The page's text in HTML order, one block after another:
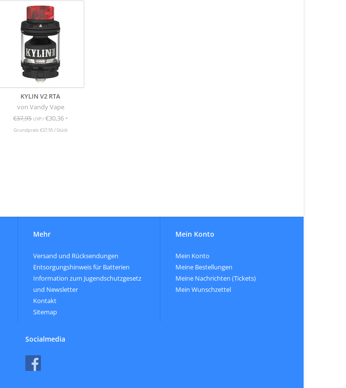
KYLIN V2 RTA
von Vandy Vape
€37,95 UVP / €30,36*
Grundpreis: €37,95 / Stück
Mehr
Versand und Rücksendungen
Entsorgungshinweis für Batterien
Information zum Jugendschutzgesetz
und Newsletter
Kontakt
Sitemap
Mein Konto
Mein Konto
Meine Bestellungen
Meine Nachrichten (Tickets)
Mein Wunschzettel
Socialmedia